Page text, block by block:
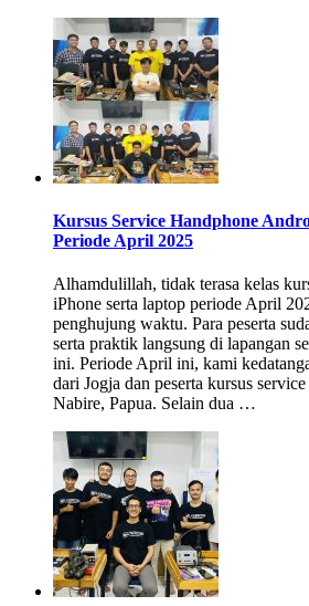
Kursus Service Handphone
Periode April 2025
Alhamdulillah, tidak terasa kelas
iPhone serta laptop periode April
penghujung waktu. Para peserta
serta praktik langsung di lapangan
ini. Periode April ini, kami
dari Jogja dan peserta kursus
Nabire, Papua. Selain dua …